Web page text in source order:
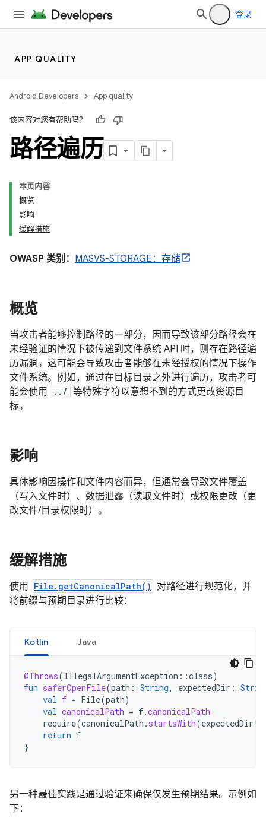
登录
APP QUALITY
Android Developers App quality
该内容对您有帮助吗？
路径遍历
本页内容
概览
影响
缓解措施
OWASP 类别： MASVS-STORAGE：存储
概览
当攻击者能够控制路径的一部分，因而导致该部分路径会在
未经验证的情况下被传递到文件系统 API 时，则存在路径遍
历漏洞。这可能会导致攻击者能够在未经授权的情况下操作
文件系统。例如，通过在目标目录之外进行遍历，攻击者可
能会使用
../ 等特殊字符以意想不到的方式更改资源目
标。
影响
具体影响因操作和文件内容而异，但通常会导致文件覆盖
（写入文件时）、数据泄露（读取文件时）或权限更改（更
改文件/目录权限时）。
缓解措施
使用 File.getCanonicalPath()
对路径进行规范化，并
将前缀与预期目录进行比较：
Kotlin Java
@Throws(IllegalArgumentException ::class)
fun saferOpenFile(path : String, expectedDir :
val f = File(path)
val canonicalPath = f.canonicalPath
require(canonicalPath . startsWith(expectedDir !!
return f
}
另一种最佳实践是通过验证来确保仅发生预期结果。示例如
下：